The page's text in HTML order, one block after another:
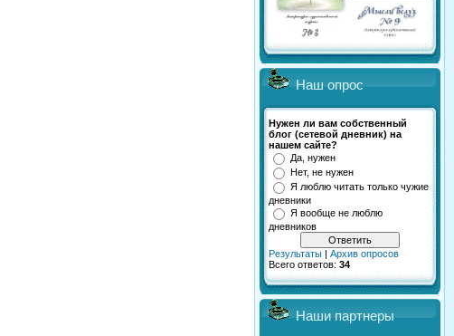
Наш опрос
Нужен ли вам собственный
блог (сетевой дневник) на
нашем сайте?
Да, нужен
Нет, не нужен
Я люблю читать только чужие
дневники
Я вообще не люблю
дневников
Результаты
Архив опросов
Всего ответов: 34
Наши партнеры